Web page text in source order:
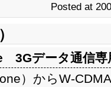
Posted at
3Gデータ通信専
）からW-